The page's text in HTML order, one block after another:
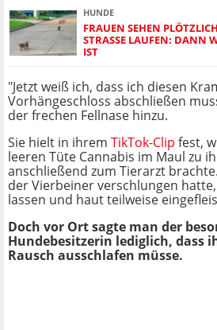
HUNDE
FRAUEN SEHEN
STRASSE LAUFEN: DANN
ST
"Jetzt weiß ich, dass ich diesen
Vorhängeschloss abschließen
der frechen Fellnase hinzu.
Sie hielt in ihrem TikTok-Clip fest,
leeren Tüte Cannabis im Maul zu
anschließend zum Tierarzt
der Vierbeiner verschlungen
lassen und haut teilweise
Doch vor Ort sagte man der
Hundebesitzerin lediglich, dass
Rausch ausschlafen müsse.